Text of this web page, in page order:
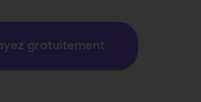
gratuitement